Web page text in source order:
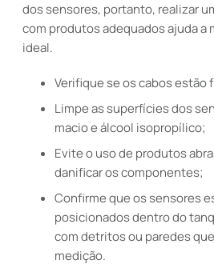
dos sensores, portanto, realizar
com produtos adequados ajuda a
ideal.
Verifique se os cabos estão
Limpe as superfícies dos
macio e álcool isopropílico;
Evite o uso de produtos
danificar os componentes;
Confirme que os sensores
posicionados dentro do
com detritos ou paredes
medição.